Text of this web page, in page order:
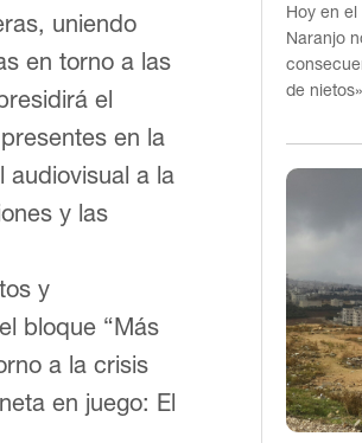
uniendo
en torno a las
el
en la
audiovisual a la
y las
y
bloque “Más
a la crisis
en juego: El
Hoy en el
Naranjo
de